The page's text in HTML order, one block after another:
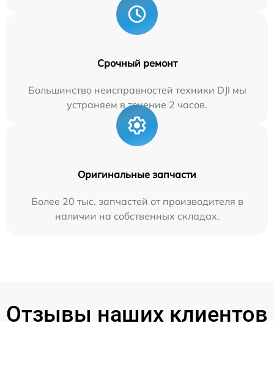
Срочный ремонт
Большинство неисправностей техники DJI мы
устраняем в течение 2 часов.
Оригинальные запчасти
Более 20 тыс. запчастей от производителя в
наличии на собственных складах.
Отзывы наших клиентов